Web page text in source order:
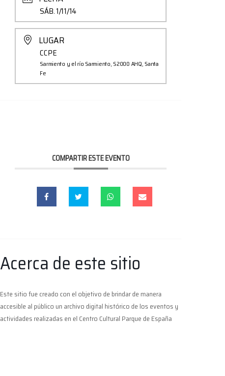
SÁB. 1/11/14
LUGAR
CCPE
Sarmiento y el río Sarmiento, S2000 AHQ, Santa
Fe
COMPARTIR ESTE EVENTO
Acerca de este sitio
Este sitio fue creado con el objetivo de brindar de manera
accesible al público un archivo digital histórico de los eventos y
actividades realizadas en el Centro Cultural Parque de España